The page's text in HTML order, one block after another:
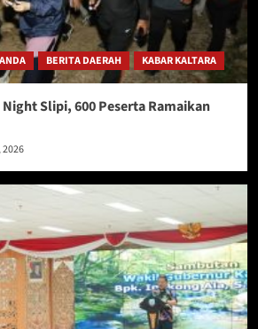
BERITA DAERAH KABAR KALTARA
Slipi, 600 Peserta Ramaikan